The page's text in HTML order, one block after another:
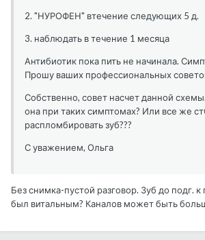
2. "НУРОФЕН" втечение следующих 5 д.
3. наблюдать в течение 1 месяца
Антибиотик пока пить не начинала.
Прошу ваших профессиональных
Собственно, совет насчет данной
она при таких симптомах? Или все же
распломбировать зуб???
С уважением, Ольга
Без снимка-пустой разговор. Зуб до подг.
был витальным? Каналов может быть